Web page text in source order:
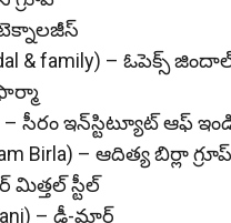
& family) – ఓపెక్స్‌
– సీరం ఇన్‌స్టిట్యూట్‌ ఆఫ్‌
Birla) – ఆదిత్య బిర్లా
మిత్తల్‌ స్టీల్‌
– డీ-మార్ట్‌